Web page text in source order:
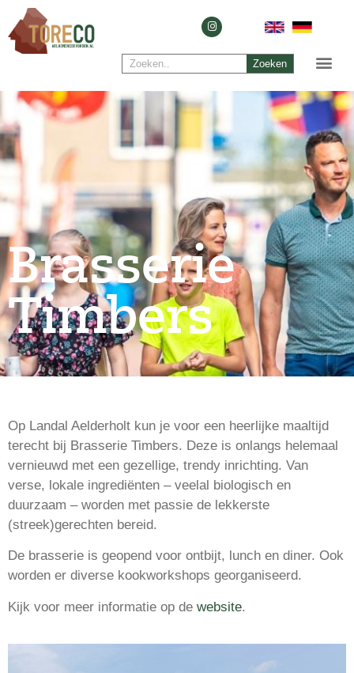
Zoeken
Brasserie
Timbers
Op Landal Aelderholt kun je voor een heerlijke maaltijd
terecht bij Brasserie Timbers. Deze is onlangs helemaal
vernieuwd met een gezellige, trendy inrichting. Van
verse, lokale ingrediënten – veelal biologisch en
duurzaam – worden met passie de lekkerste
(streek)gerechten bereid.
De brasserie is geopend voor ontbijt, lunch en diner. Ook
worden er diverse kookworkshops georganiseerd.
Kijk voor meer informatie op de website.